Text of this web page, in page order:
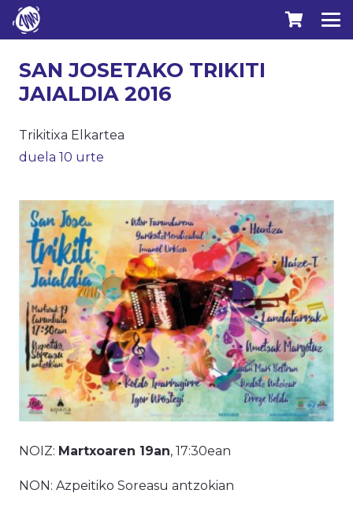
SAN JOSETAKO TRIKITI
JAIALDIA 2016
Trikitixa Elkartea
duela 10 urte
NOIZ: Martxoaren 19an, 17:30ean
NON: Azpeitiko Soreasu antzokian